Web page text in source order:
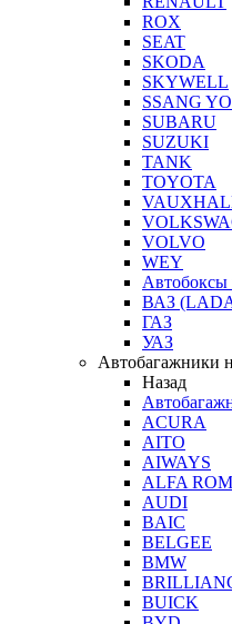
ROX
SEAT
SKODA
SKYWELL
SSANG
SUBARU
SUZUKI
TANK
TOYOTA
VOLVO
WEY
Автобоксы
ВАЗ
ГАЗ
УАЗ
Автобагажники
Назад
ACURA
AITO
AIWAYS
ALFA
AUDI
BAIC
BELGEE
BMW
BUICK